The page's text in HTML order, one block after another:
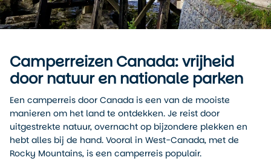
Camperreizen Canada: vrijheid
door natuur en nationale parken
Een camperreis door Canada is een van de mooiste
manieren om het land te ontdekken. Je reist door
uitgestrekte natuur, overnacht op bijzondere plekken en
hebt alles bij de hand. Vooral in West-Canada, met de
Rocky Mountains, is een camperreis populair.